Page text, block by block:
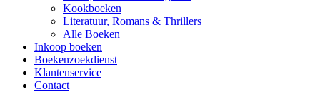
Kookboeken
Literatuur, Romans & Thrillers
Alle Boeken
Inkoop boeken
Boekenzoekdienst
Klantenservice
Contact